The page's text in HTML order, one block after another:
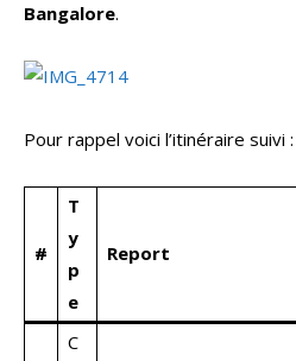
Bangalore.
Pour rappel voici l’itinéraire suivi :
#
T
y
p
e
Report
C